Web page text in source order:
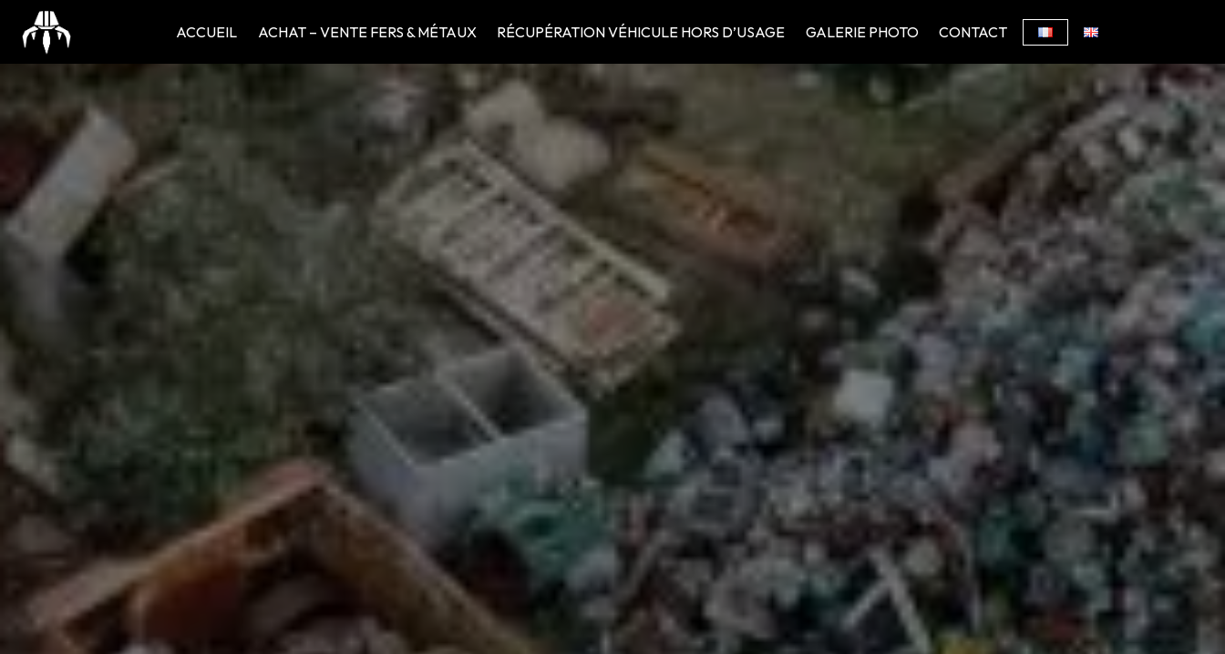
ACCUEIL ACHAT – VENTE FERS & MÉTAUX RÉCUPÉRATION VÉHICULE HORS D’USAGE GALERIE PHOTO CONTACT
Panneau de gestion des cookies